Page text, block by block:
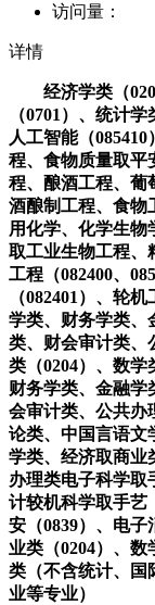
访问量：
详情
经济学类（0201
（0701）、统计
人工智能（
程、食物质量取平
程、酿酒工程、葡
酒酿制工程、食物
用化学、化学生物
取工业生物工程、
工程（082400、
（082401）、轮
学类、财务学类、
类、财会审计类、
类（0204）、数学
财务学类、金融学
会审计类、公共办
论类、中国言语文
学类、经济取商业
办理类电子科学取
计较机科学取手艺
安（0839）、电子
业类（0204）、数
类（不含统计、国
业等专业）